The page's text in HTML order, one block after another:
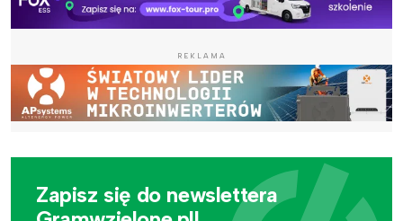
REKLAMA
Zapisz się do newslettera